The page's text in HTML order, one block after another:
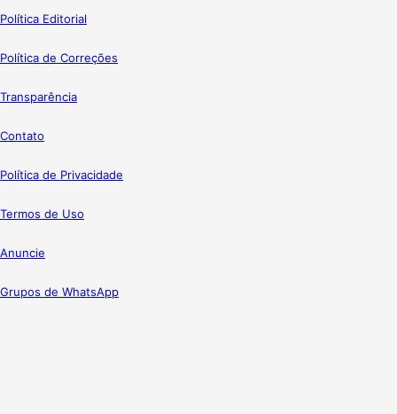
Política Editorial
Política de Correções
Transparência
Contato
Política de Privacidade
Termos de Uso
Anuncie
Grupos de WhatsApp